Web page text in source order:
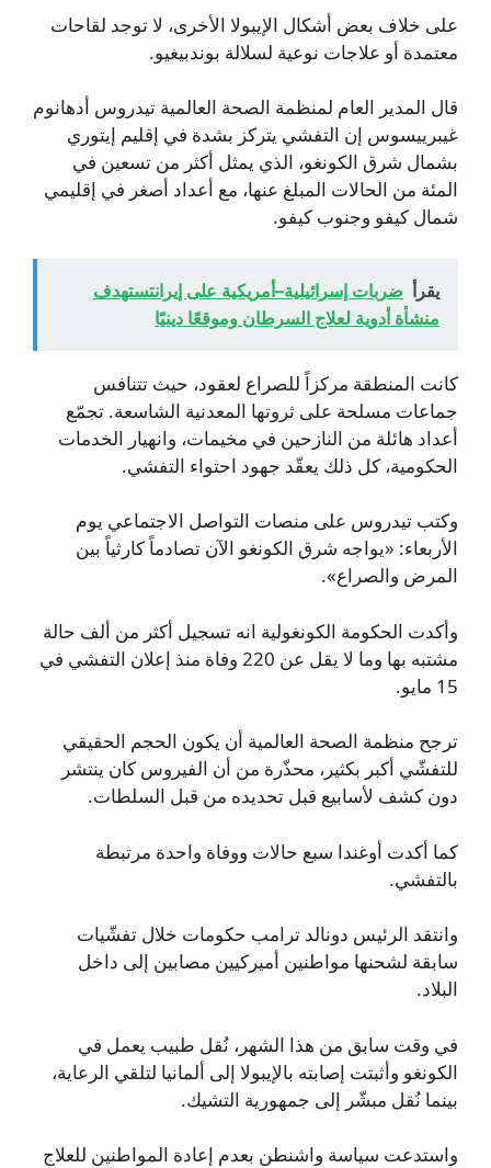
على خلاف بعض أشكال الإيبولا الأخرى، لا توجد لقاحات
معتمدة أو علاجات نوعية لسلالة بوندبيغيو.
قال المدير العام لمنظمة الصحة العالمية تيدروس أدهانوم
غيبرييسوس إن التفشي يتركز بشدة في إقليم إيتوري
بشمال شرق الكونغو، الذي يمثل أكثر من تسعين في
المئة من الحالات المبلغ عنها، مع أعداد أصغر في إقليمي
شمال كيفو وجنوب كيفو.
يقرأ ضربات إسرائيلية–أمريكية على إيرانتستهدف
منشأة أدوية لعلاج السرطان وموقعًا دينيًا
كانت المنطقة مركزاً للصراع لعقود، حيث تتنافس
جماعات مسلحة على ثروتها المعدنية الشاسعة. تجمّع
أعداد هائلة من النازحين في مخيمات، وانهيار الخدمات
الحكومية، كل ذلك يعقّد جهود احتواء التفشي.
وكتب تيدروس على منصات التواصل الاجتماعي يوم
الأربعاء: «يواجه شرق الكونغو الآن تصادماً كارثياً بين
المرض والصراع».
وأكدت الحكومة الكونغولية انه تسجيل أكثر من ألف حالة
مشتبه بها وما لا يقل عن 220 وفاة منذ إعلان التفشي في
15 مايو.
ترجح منظمة الصحة العالمية أن يكون الحجم الحقيقي
للتفشّي أكبر بكثير، محذّرة من أن الفيروس كان ينتشر
دون كشف لأسابيع قبل تحديده من قبل السلطات.
كما أكدت أوغندا سبع حالات ووفاة واحدة مرتبطة
بالتفشي.
وانتقد الرئيس دونالد ترامب حكومات خلال تفشّيات
سابقة لشحنها مواطنين أميركيين مصابين إلى داخل
البلاد.
في وقت سابق من هذا الشهر، نُقل طبيب يعمل في
الكونغو وأثبتت إصابته بالإيبولا إلى ألمانيا لتلقي الرعاية،
بينما نُقل مبشّر إلى جمهورية التشيك.
واستدعت سياسة واشنطن بعدم إعادة المواطنين للعلاج